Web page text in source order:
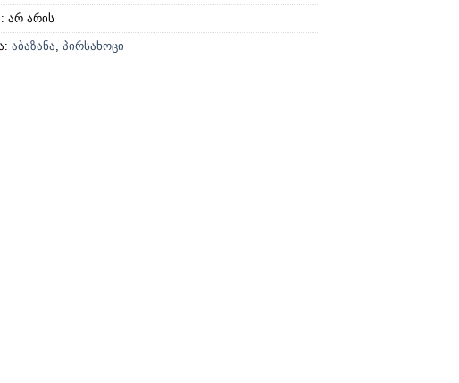
არ არის
აბაზანა პირსახოცი